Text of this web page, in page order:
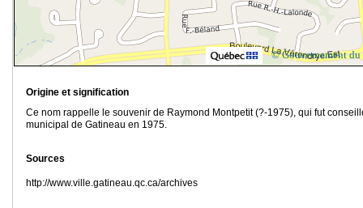
© Gouvernement du
Origine et signification
Ce nom rappelle le souvenir de Raymond Montpetit (?-1975), qui fut
municipal de Gatineau en 1975.
Sources
http://www.ville.gatineau.qc.ca/archives